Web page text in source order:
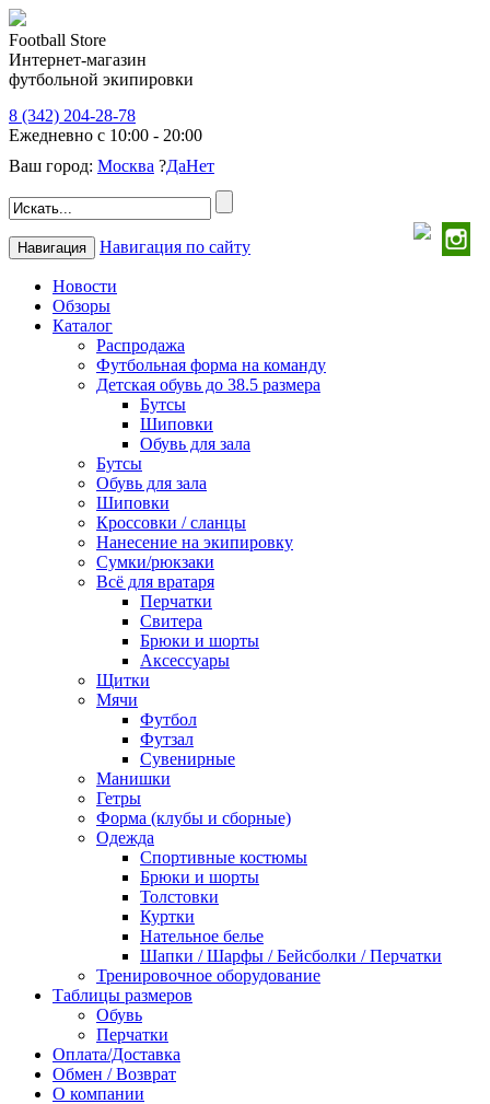
Football Store
Интернет-магазин
футбольной экипировки
8 (342) 204-28-78
Ежедневно с 10:00 - 20:00
Ваш город: Москва ?ДаНет
Навигация Навигация по сайту
Новости
Обзоры
Каталог
Распродажа
Футбольная форма на команду
Детская обувь до 38.5 размера
Бутсы
Шиповки
Обувь для зала
Бутсы
Обувь для зала
Шиповки
Кроссовки / сланцы
Нанесение на экипировку
Сумки/рюкзаки
Всё для вратаря
Перчатки
Cвитера
Брюки и шорты
Аксессуары
Щитки
Мячи
Футбол
Футзал
Сувенирные
Манишки
Гетры
Форма (клубы и сборные)
Одежда
Спортивные костюмы
Брюки и шорты
Толстовки
Куртки
Нательное белье
Шапки / Шарфы / Бейсболки / Перчатки
Тренировочное оборудование
Таблицы размеров
Обувь
Перчатки
Оплата/Доставка
Обмен / Возврат
О компании